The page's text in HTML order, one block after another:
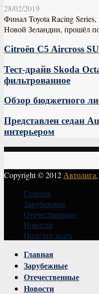
28/02/2019
Финал Toyota Racing
Новой Зеландии, прошёл
Citroën C5 Aircross
Тест-драйв Skoda
фильтрованное
Обзор бюджетного
Представлен седан
интерьером
Copyright © 2012 Автолига.
Главная
Зарубежные
Отечественные
Новости
Полезно знать
Главная
Зарубежные
Отечественные
Новости